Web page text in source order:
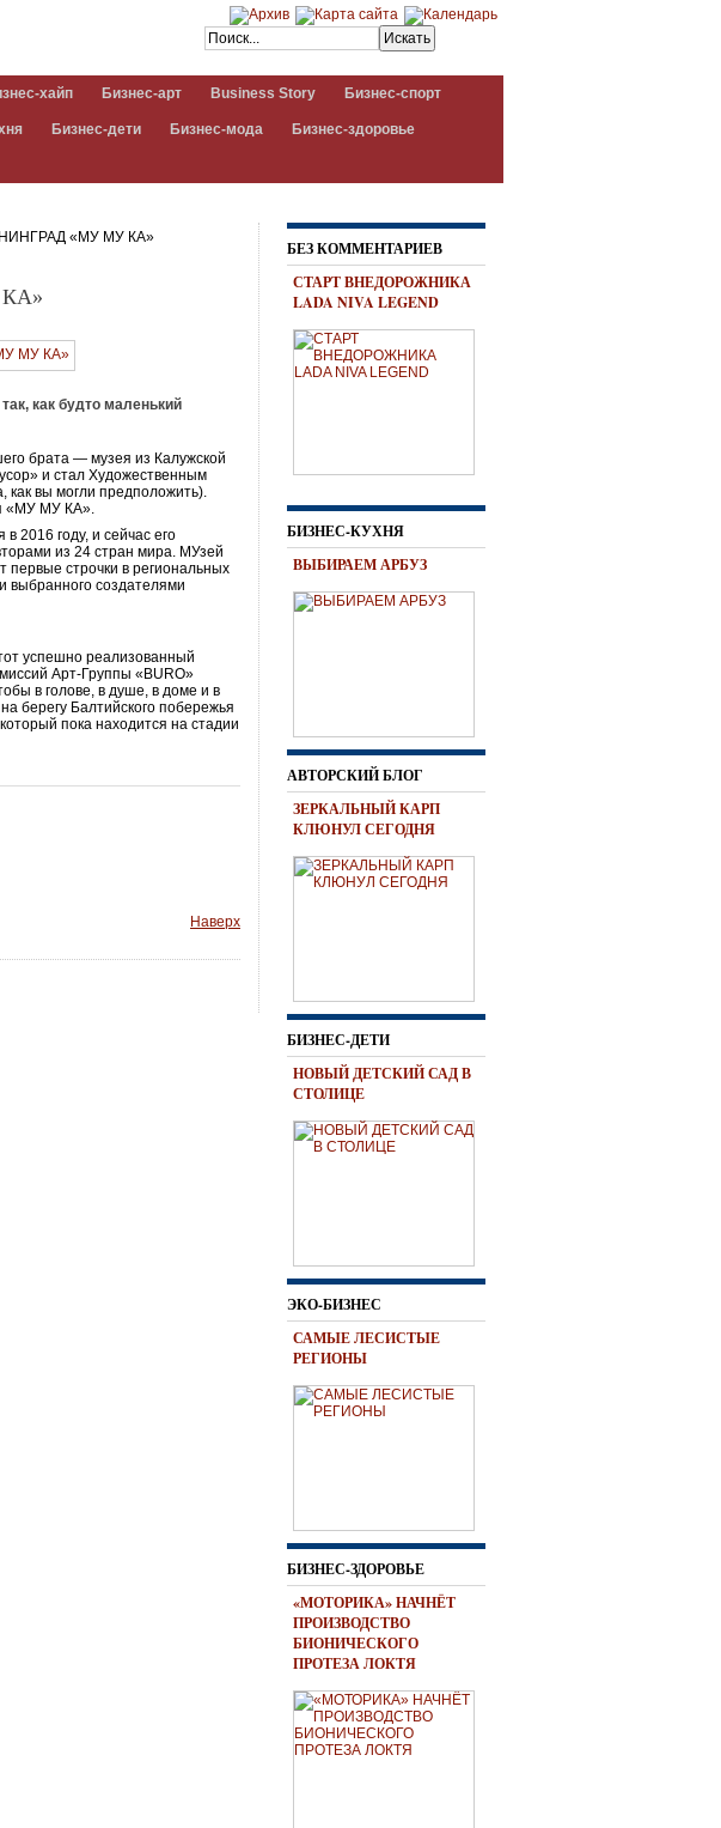
хайп Бизнес-арт Business Story Бизнес-спорт
Бизнес-дети Бизнес-мода Бизнес-здоровье
«МУ МУ КА»
как будто маленький
брата — музея из Калужской
и стал Художественным
как вы могли предположить).
«МУ МУ КА».
2016 году, и сейчас его
из 24 стран мира. МУзей
строчки в региональных
выбранного создателями
успешно реализованный
Арт-Группы «BURO»
в голове, в душе, в доме и в
Балтийского побережья
пока находится на стадии
Наверх
БЕЗ КОММЕНТАРИЕВ
СТАРТ ВНЕДОРОЖНИКА
LADA NIVA LEGEND
БИЗНЕС-КУХНЯ
ВЫБИРАЕМ АРБУЗ
АВТОРСКИЙ БЛОГ
ЗЕРКАЛЬНЫЙ КАРП
КЛЮНУЛ СЕГОДНЯ
БИЗНЕС-ДЕТИ
НОВЫЙ ДЕТСКИЙ САД В
СТОЛИЦЕ
ЭКО-БИЗНЕС
САМЫЕ ЛЕСИСТЫЕ
РЕГИОНЫ
БИЗНЕС-ЗДОРОВЬЕ
«МОТОРИКА» НАЧНЁТ
ПРОИЗВОДСТВО
БИОНИЧЕСКОГО
ПРОТЕЗА ЛОКТЯ